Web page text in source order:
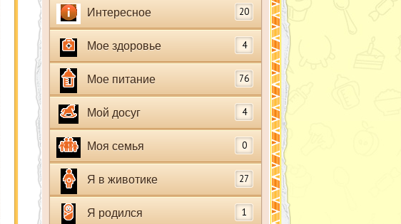
Интересное 20
Мое здоровье 4
Мое питание 76
Мой досуг 4
Моя семья 0
Я в животике 27
Я родился 1